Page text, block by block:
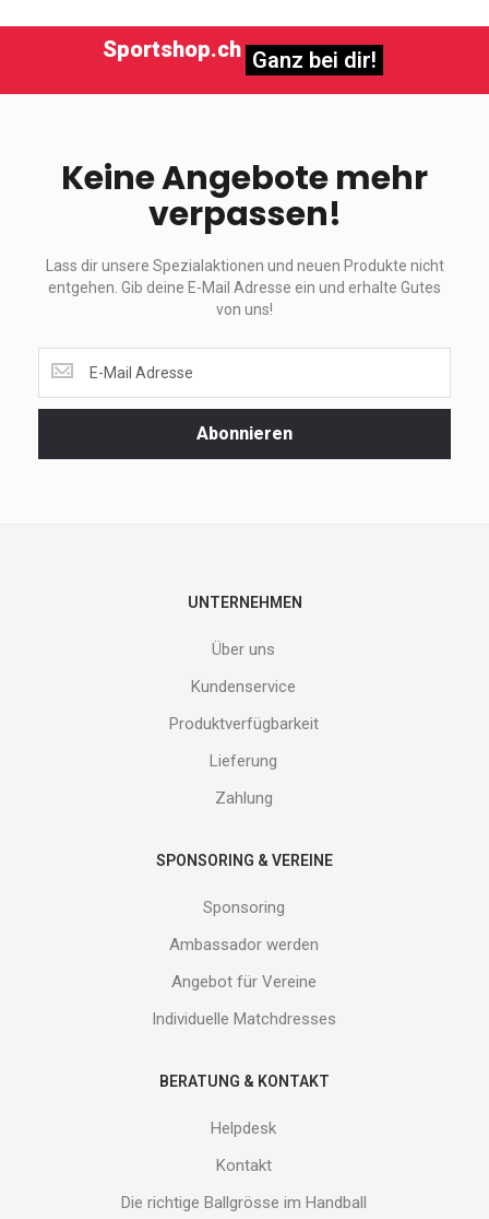
Sportshop.ch Ganz bei dir!
Keine Angebote mehr
verpassen!
Lass dir unsere Spezialaktionen und neuen Produkte nicht
entgehen. Gib deine E-Mail Adresse ein und erhalte Gutes
von uns!
dir
unsere
Abonnieren
UNTERNEHMEN
Über uns
Kundenservice
Produktverfügbarkeit
Lieferung
Zahlung
SPONSORING & VEREINE
Sponsoring
Ambassador werden
Angebot für Vereine
Individuelle Matchdresses
BERATUNG & KONTAKT
Helpdesk
Kontakt
Die richtige Ballgrösse im Handball